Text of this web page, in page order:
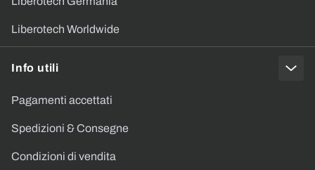
Liberotech Worldwide
Info utili
Pagamenti accettati
Spedizioni & Consegne
Condizioni di vendita